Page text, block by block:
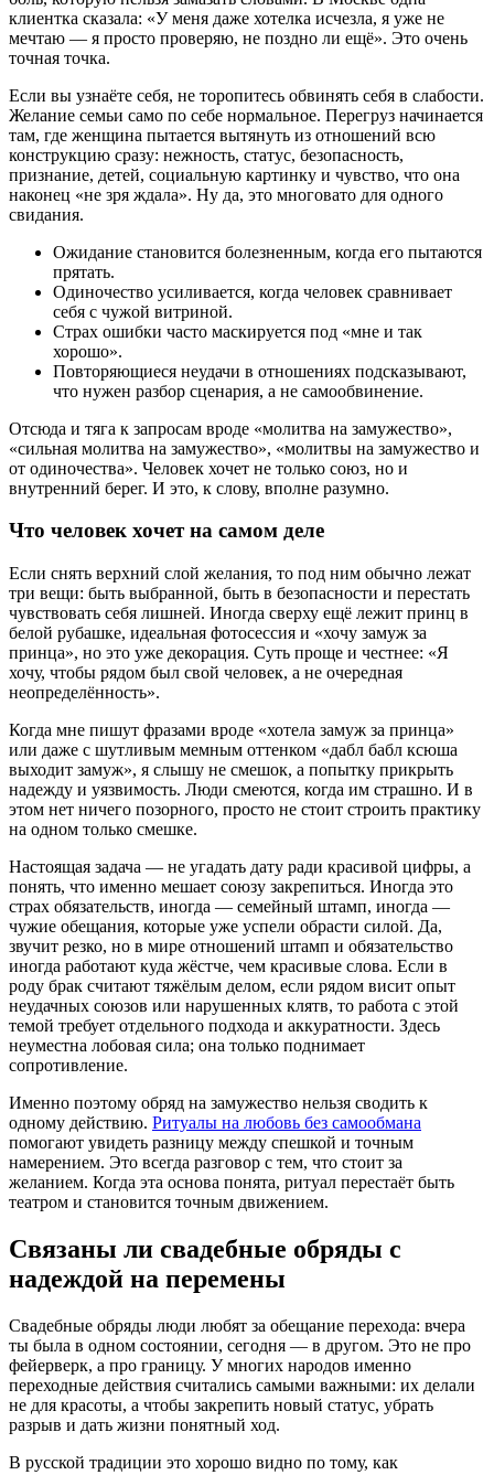
клиентка сказала: «У меня даже хотелка исчезла, я уже не
мечтаю — я просто проверяю, не поздно ли ещё». Это очень
точная точка.
Если вы узнаёте себя, не торопитесь обвинять себя в слабости.
Желание семьи само по себе нормальное. Перегруз начинается
там, где женщина пытается вытянуть из отношений всю
конструкцию сразу: нежность, статус, безопасность,
признание, детей, социальную картинку и чувство, что она
наконец «не зря ждала». Ну да, это многовато для одного
свидания.
Ожидание становится болезненным, когда его пытаются
прятать.
Одиночество усиливается, когда человек сравнивает
себя с чужой витриной.
Страх ошибки часто маскируется под «мне и так
хорошо».
Повторяющиеся неудачи в отношениях подсказывают,
что нужен разбор сценария, а не самообвинение.
Отсюда и тяга к запросам вроде «молитва на замужество»,
«сильная молитва на замужество», «молитвы на замужество и
от одиночества». Человек хочет не только союз, но и
внутренний берег. И это, к слову, вполне разумно.
Что человек хочет на самом деле
Если снять верхний слой желания, то под ним обычно лежат
три вещи: быть выбранной, быть в безопасности и перестать
чувствовать себя лишней. Иногда сверху ещё лежит принц в
белой рубашке, идеальная фотосессия и «хочу замуж за
принца», но это уже декорация. Суть проще и честнее: «Я
хочу, чтобы рядом был свой человек, а не очередная
неопределённость».
Когда мне пишут фразами вроде «хотела замуж за принца»
или даже с шутливым мемным оттенком «дабл бабл ксюша
выходит замуж», я слышу не смешок, а попытку прикрыть
надежду и уязвимость. Люди смеются, когда им страшно. И в
этом нет ничего позорного, просто не стоит строить практику
на одном только смешке.
Настоящая задача — не угадать дату ради красивой цифры, а
понять, что именно мешает союзу закрепиться. Иногда это
страх обязательств, иногда — семейный штамп, иногда —
чужие обещания, которые уже успели обрасти силой. Да,
звучит резко, но в мире отношений штамп и обязательство
иногда работают куда жёстче, чем красивые слова. Если в
роду брак считают тяжёлым делом, если рядом висит опыт
неудачных союзов или нарушенных клятв, то работа с этой
темой требует отдельного подхода и аккуратности. Здесь
неуместна лобовая сила; она только поднимает
сопротивление.
Именно поэтому обряд на замужество нельзя сводить к
одному действию. Ритуалы на любовь без самообмана
помогают увидеть разницу между спешкой и точным
намерением. Это всегда разговор с тем, что стоит за
желанием. Когда эта основа понята, ритуал перестаёт быть
театром и становится точным движением.
Связаны ли свадебные обряды с
надеждой на перемены
Свадебные обряды люди любят за обещание перехода: вчера
ты была в одном состоянии, сегодня — в другом. Это не про
фейерверк, а про границу. У многих народов именно
переходные действия считались самыми важными: их делали
не для красоты, а чтобы закрепить новый статус, убрать
разрыв и дать жизни понятный ход.
В русской традиции это хорошо видно по тому, как